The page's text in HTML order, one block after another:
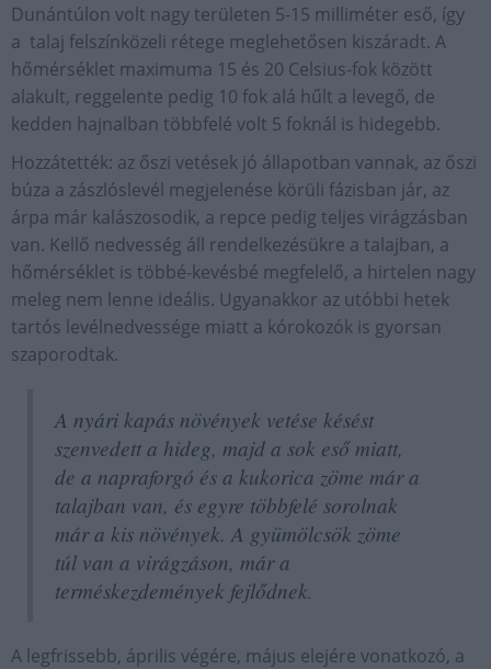
Dunántúlon volt nagy területen 5-15 milliméter eső, így
a talaj felszínközeli rétege meglehetősen kiszáradt. A
hőmérséklet maximuma 15 és 20 Celsius-fok között
alakult, reggelente pedig 10 fok alá hűlt a levegő, de
kedden hajnalban többfelé volt 5 foknál is hidegebb.
Hozzátették: az őszi vetések jó állapotban vannak, az őszi
búza a zászlóslevél megjelenése körüli fázisban jár, az
árpa már kalászosodik, a repce pedig teljes virágzásban
van. Kellő nedvesség áll rendelkezésükre a talajban, a
hőmérséklet is többé-kevésbé megfelelő, a hirtelen nagy
meleg nem lenne ideális. Ugyanakkor az utóbbi hetek
tartós levélnedvessége miatt a kórokozók is gyorsan
szaporodtak.
A nyári kapás növények vetése késést
szenvedett a hideg, majd a sok eső miatt,
de a napraforgó és a kukorica zöme már a
talajban van, és egyre többfelé sorolnak
már a kis növények. A gyümölcsök zöme
túl van a virágzáson, már a
terméskezdemények fejlődnek.
A legfrissebb, április végére, május elejére vonatkozó, a